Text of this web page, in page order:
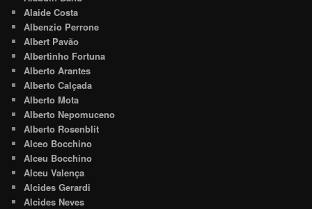
Alaide Costa
Albenzio Perrone
Albert Pavão
Albertinho Fortuna
Alberto Arantes
Alberto Calçada
Alberto Mota
Alberto Nepomuceno
Alberto Rosenblit
Alceo Bocchino
Alceu Bocchino
Alceu Valença
Alcides Gerardi
Alcides Neves